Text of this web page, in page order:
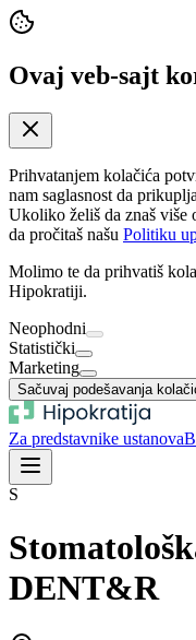
Ovaj veb-sajt
Prihvatanjem kolačića
nam saglasnost da
Ukoliko želiš da znaš više
da pročitaš našu Politiku
Molimo te da prihvatiš
Hipokratiji.
Neophodni
Statistički
Marketing
Sačuvaj podešavanja
Za predstavnike ustanova
S
DENT&R